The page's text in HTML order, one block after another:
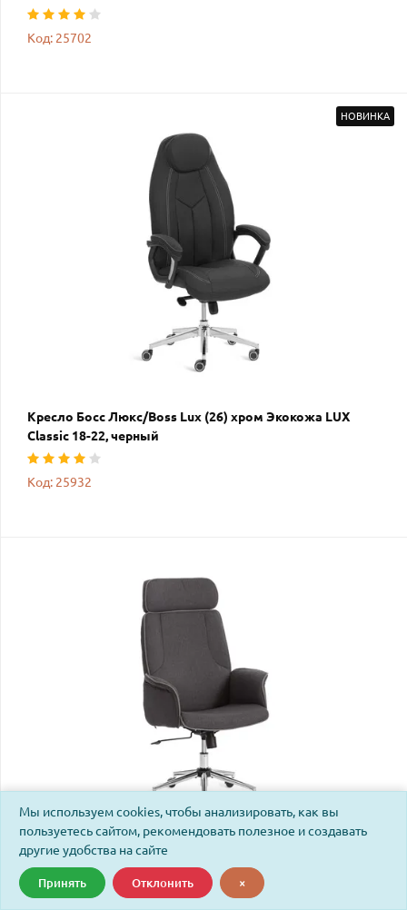
Код: 25702
НОВИНКА
Кресло Босс Люкс/Boss Lux (26) хром Экокожа LUX
Classic 18-22, черный
Код: 25932
Кресло Шарм/Charm ткань, серый/серый, F68/C27
Мы используем cookies, чтобы анализировать, как вы
пользуетесь сайтом, рекомендовать полезное и создавать
другие удобства на сайте
Принять Отклонить ×